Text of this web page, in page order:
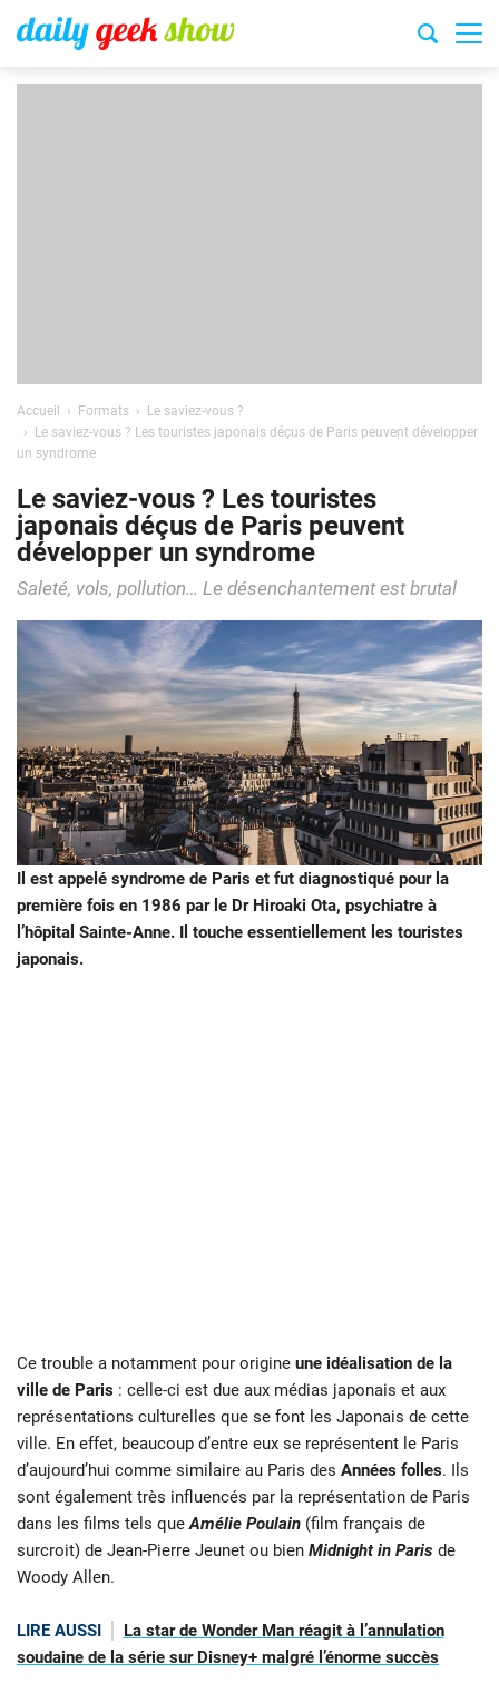
Accueil Formats
Le saviez-vous ?
Le saviez-vous ? Les touristes japonais déçus de Paris peuvent développer
un syndrome
Le saviez-vous ? Les touristes
japonais déçus de Paris peuvent
développer un syndrome
Saleté, vols, pollution… Le désenchantement est brutal
Il est appelé syndrome de Paris et fut diagnostiqué pour la
première fois en 1986 par le Dr Hiroaki Ota, psychiatre à
l’hôpital Sainte-Anne. Il touche essentiellement les touristes
japonais.
Ce trouble a notamment pour origine une idéalisation de la
ville de Paris : celle-ci est due aux médias japonais et aux
représentations culturelles que se font les Japonais de cette
ville. En effet, beaucoup d’entre eux se représentent le Paris
d’aujourd’hui comme similaire au Paris des Années folles. Ils
sont également très influencés par la représentation de Paris
dans les films tels queAmélie Poulain (film français de
surcroit) de Jean-Pierre Jeunet ou bien Midnight in Paris de
Woody Allen.
LIRE AUSSI
La star de Wonder Man réagit à l’annulation
soudaine de la série sur Disney+ malgré l’énorme succès